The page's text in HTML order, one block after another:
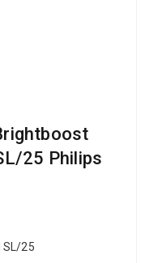
25 Philips
25